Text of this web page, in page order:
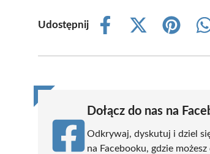
Udostępnij
Share
Share
(Twitter)
Share
Dołącz do nas na
Odkrywaj, dyskutuj i dziel
na Facebooku, gdzie